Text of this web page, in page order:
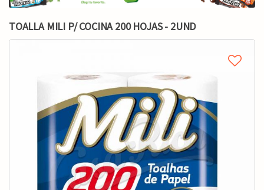
TOALLA MILI P/ COCINA 200 HOJAS - 2UND